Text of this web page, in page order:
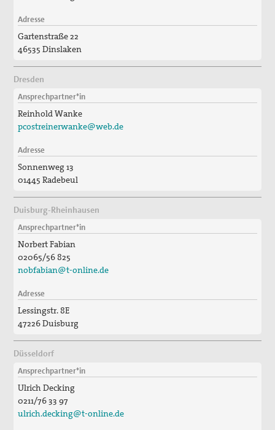
Adresse
Gartenstraße 22
46535 Dinslaken
Dresden
Ansprechpartner*in
Reinhold Wanke
pcostreinerwanke@web.de
Adresse
Sonnenweg 13
01445 Radebeul
Duisburg-Rheinhausen
Ansprechpartner*in
Norbert Fabian
02065/56 825
nobfabian@t-online.de
Adresse
Lessingstr. 8E
47226 Duisburg
Düsseldorf
Ansprechpartner*in
Ulrich Decking
0211/76 33 97
ulrich.decking@t-online.de